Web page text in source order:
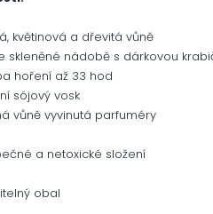
květinová a dřevitá vůně
skleněné nádobě s dárkovou
hoření až 33 hod
sójový vosk
vůně vyvinutá parfuméry
a netoxické složení
obal